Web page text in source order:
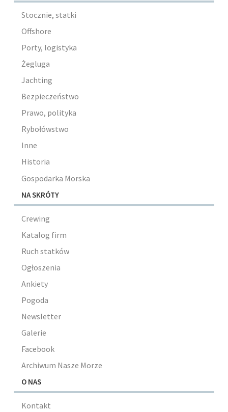
Stocznie, statki
Offshore
Porty, logistyka
Żegluga
Jachting
Bezpieczeństwo
Prawo, polityka
Rybołówstwo
Inne
Historia
Gospodarka Morska
NA SKRÓTY
Crewing
Katalog firm
Ruch statków
Ogłoszenia
Ankiety
Pogoda
Newsletter
Galerie
Facebook
Archiwum Nasze Morze
O NAS
Kontakt